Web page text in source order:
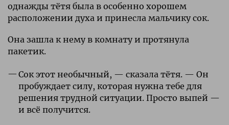
однажды тётя была в особенно хорошем
расположении духа и принесла мальчику сок.
Она зашла к нему в комнату и протянула
пакетик.
Сок этот необычный, — сказала тётя. — Он
пробуждает силу, которая нужна тебе для
решения трудной ситуации. Просто выпей —
и всё получится.